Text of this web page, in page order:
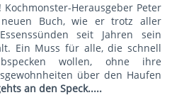
Herausgeber Peter
Buch, wie er trotz aller
seit Jahren sein
Ein Muss für alle, die schnell
wollen, ohne ihre
über den Haufen
an den Speck.....